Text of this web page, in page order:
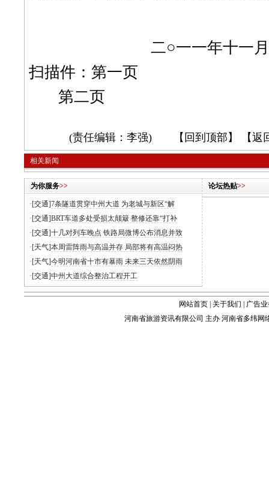
二○一一年十一
扫描件： 第一页
第二页
(责任编辑：李强) 【 回到顶部 】 【返
相关新闻
为你服务>>
·[交通]7条隧道贯穿中州大道 为老城与新区“解
·[交通]BRT车道多处受损太颠簸 整修还靠“打补
·[交通]十几对列车晚点 铁路局微博公布消息并致
·[天气]本周雷阵雨与高温并存 局部将有高温闷热
·[天气]今明河南省十市有暴雨 未来三天依然阴雨
·[交通]中州大道综合整治工程开工
论坛热贴>>
网站首页 关于我们
广告
河南省旅游资讯有限公司 主办 河南省多纬